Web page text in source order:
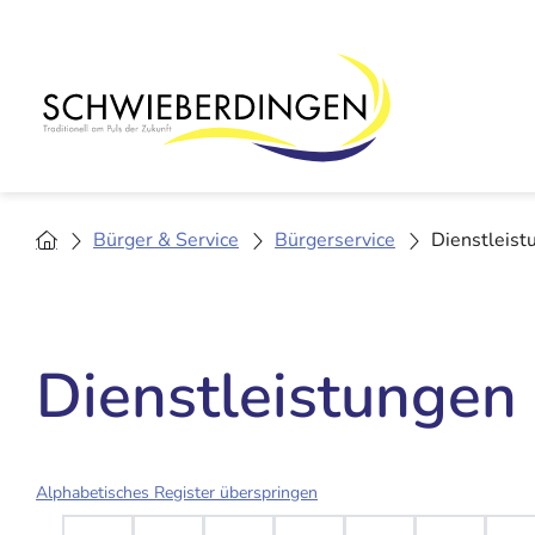
Bürger & Service Bürgerservice
Dienstleistungen
Alphabetisches Register überspringen